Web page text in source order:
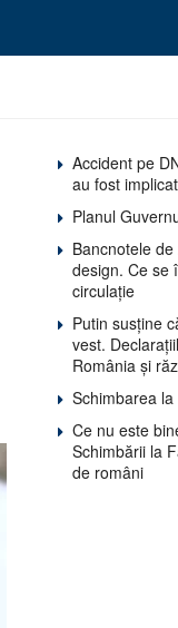
Accident pe
au fost
Planul
Bancnotele
design. Ce se
circulație
Putin susține
vest.
România și
Schimbarea
Ce nu este
Schimbării la
de români